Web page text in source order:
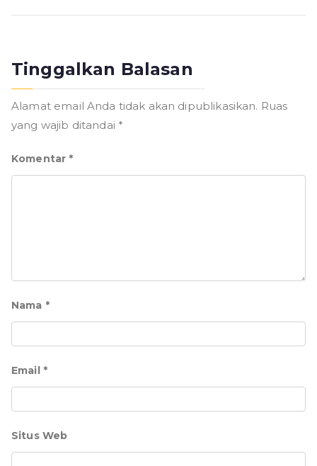
pos
Tinggalkan Balasan
Alamat email Anda tidak akan dipublikasikan. Ruas
yang wajib ditandai *
Komentar *
Nama *
Email *
Situs Web